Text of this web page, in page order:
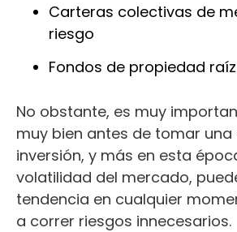
Carteras colectivas de
riesgo
Fondos de propiedad raíz
No obstante, es muy
muy bien antes de tomar una
inversión, y más en esta
volatilidad del mercado,
tendencia en cualquier
a correr riesgos innecesarios.